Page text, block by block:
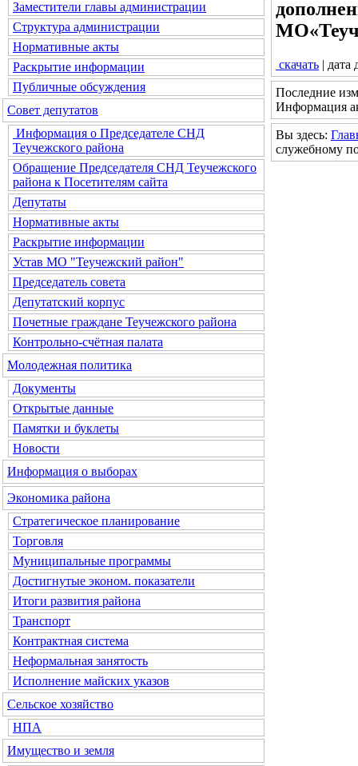
Заместители главы администрации
Структура администрации
Нормативные акты
Раскрытие информации
Публичные обсуждения
Совет депутатов
Информация о Председателе СНД
Теучежского района
Обращение Председателя СНД Теучежского
района к Посетителям сайта
Депутаты
Нормативные акты
Раскрытие информации
Устав МО "Теучежский район"
Председатель совета
Депутатский корпус
Почетные граждане Теучежского района
Контрольно-счётная палата
Молодежная политика
Документы
Открытые данные
Памятки и буклеты
Новости
Информация о выборах
Экономика района
Стратегическое планирование
Торговля
Муниципальные программы
Достигнутые эконом. показатели
Итоги развития района
Транспорт
Контрактная система
Неформальная занятость
Исполнение майских указов
Сельское хозяйство
НПА
Имущество и земля
скачать | дата
Последние
Информация
Вы здесь:
служебному